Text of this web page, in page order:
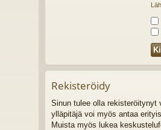
Rekisteröidy
Sinun tulee olla rekisteröitynyt
ylläpitäjä voi myös antaa
Muista myös lukea